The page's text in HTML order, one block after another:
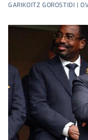
GARIKOITZ GOROSTIDI |